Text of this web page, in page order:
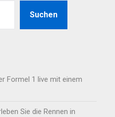
Suchen
Formel 1 live mit einem
Sie die Rennen in